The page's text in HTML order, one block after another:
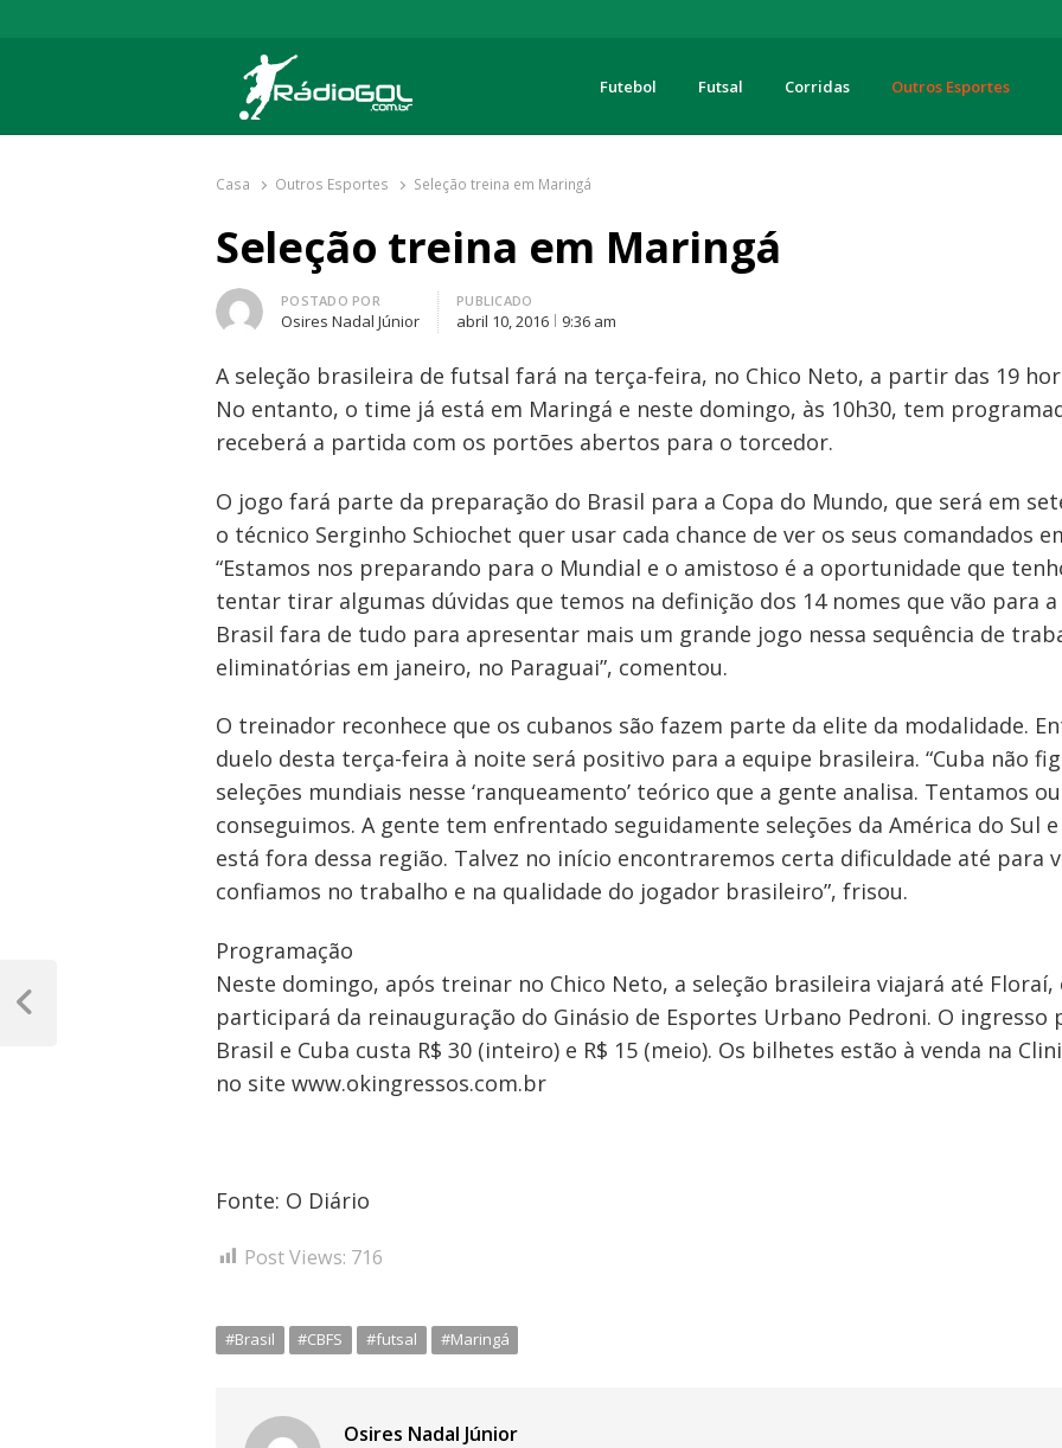
Rádio Gol
Há mais de 20 anos com as melhores coberturas
Futebol Futsal Corridas Outros Esportes
Casa Outros Esportes Seleção treina em Maringá
Seleção treina em Maringá
Autor
POSTADO POR
Osires Nadal Júnior
PUBLICADO
abril 10, 2016 9:36 am
A seleção brasileira de futsal fará na terça-feira, no Chico Neto, a partir das 19
No entanto, o time já está em Maringá e neste domingo, às 10h30, tem
receberá a partida com os portões abertos para o torcedor.
O jogo fará parte da preparação do Brasil para a Copa do Mundo, que será em
o técnico Serginho Schiochet quer usar cada chance de ver os seus comandados
“Estamos nos preparando para o Mundial e o amistoso é a oportunidade que
tentar tirar algumas dúvidas que temos na definição dos 14 nomes que vão para
Brasil fara de tudo para apresentar mais um grande jogo nessa sequência de
eliminatórias em janeiro, no Paraguai”, comentou.
O treinador reconhece que os cubanos são fazem parte da elite da modalidade.
duelo desta terça-feira à noite será positivo para a equipe brasileira. “Cuba não
seleções mundiais nesse ‘ranqueamento’ teórico que a gente analisa. Tentamos
conseguimos. A gente tem enfrentado seguidamente seleções da América do Sul
está fora dessa região. Talvez no início encontraremos certa dificuldade até para
confiamos no trabalho e na qualidade do jogador brasileiro”, frisou.
Programação
Neste domingo, após treinar no Chico Neto, a seleção brasileira viajará até
participará da reinauguração do Ginásio de Esportes Urbano Pedroni. O
Brasil e Cuba custa R$ 30 (inteiro) e R$ 15 (meio). Os bilhetes estão à venda na
no site www.okingressos.com.br
Fonte: O Diário
Post Views: 716
#Brasil #CBFS #futsal #Maringá
Osires Nadal Júnior
Navegação
de
Post